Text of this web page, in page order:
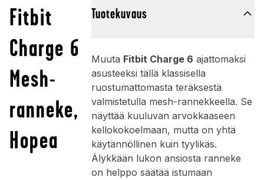
Fitbit
Charge 6
Mesh-
ranneke,
Hopea
Tuotekuvaus
Muuta Fitbit Charge 6 ajattomaksi
asusteeksi tällä klassisella
ruostumattomasta teräksestä
valmistetulla mesh-rannekkeella. Se
näyttää kuuluvan arvokkaaseen
kellokokoelmaan, mutta on yhtä
käytännöllinen kuin tyylikäs.
Älykkään lukon ansiosta ranneke
on helppo säätää istumaan